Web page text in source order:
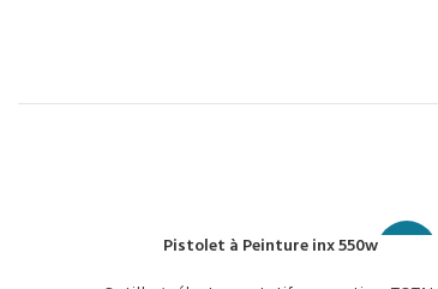
إضافة إلى السلةPistolet à Peinture inx 550w